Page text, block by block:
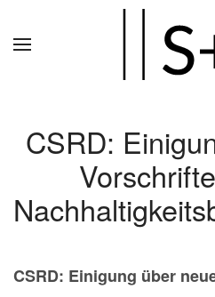
CSRD:
CSRD: Einigung über